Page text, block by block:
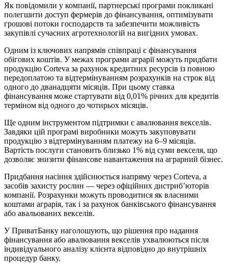
Як повідомили у компанії, партнерські програми покликані
полегшити доступ фермерів до фінансування, оптимізувати
грошові потоки господарств та забезпечити можливість
закупівлі сучасних агротехнологій на вигідних умовах.
Одним із ключових напрямів співпраці є фінансування
обігових коштів. У межах програми аграрії можуть придбати
продукцію Corteva за рахунок кредитних ресурсів із повною
передоплатою та відтермінуванням розрахунків на строк від
одного до дванадцяти місяців. При цьому ставка
фінансування може стартувати від 0,01% річних для кредитів
терміном від одного до чотирьох місяців.
Ще одним інструментом підтримки є авалювання векселів.
Завдяки цій програмі виробники можуть закуповувати
продукцію з відтермінуванням платежу на 6–9 місяців.
Вартість послуги становить близько 1% від суми векселя, що
дозволяє знизити фінансове навантаження на аграрний бізнес.
Придбання насіння здійснюється напряму через Corteva, а
засобів захисту рослин — через офіційних дистриб’юторів
компанії. Розрахунки можуть проводитися як власними
коштами аграрія, так і за рахунок банківського фінансування
або авальованих векселів.
У ПриватБанку наголошують, що рішення про надання
фінансування або авалювання векселів ухвалюються після
індивідуального аналізу клієнта відповідно до внутрішніх
процедур банку.